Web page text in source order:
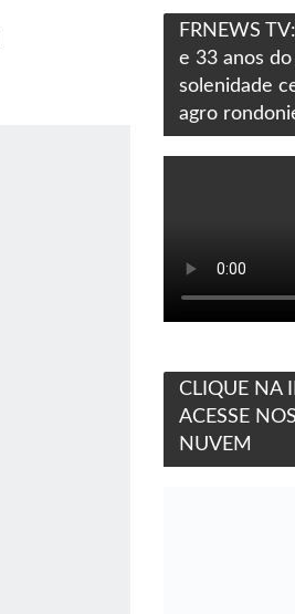
FRNEWS
e 33 anos
solenidade
agro
CLIQUE NA
ACESSE
NUVEM